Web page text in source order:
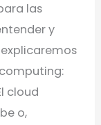
las
y
cloud
o,